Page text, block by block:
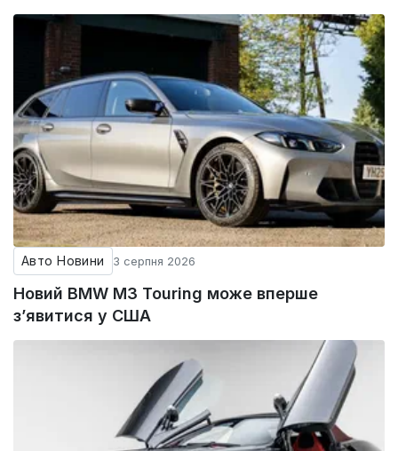
Авто Новини 3 серпня 2026
Новий BMW M3 Touring може вперше
з’явитися у США